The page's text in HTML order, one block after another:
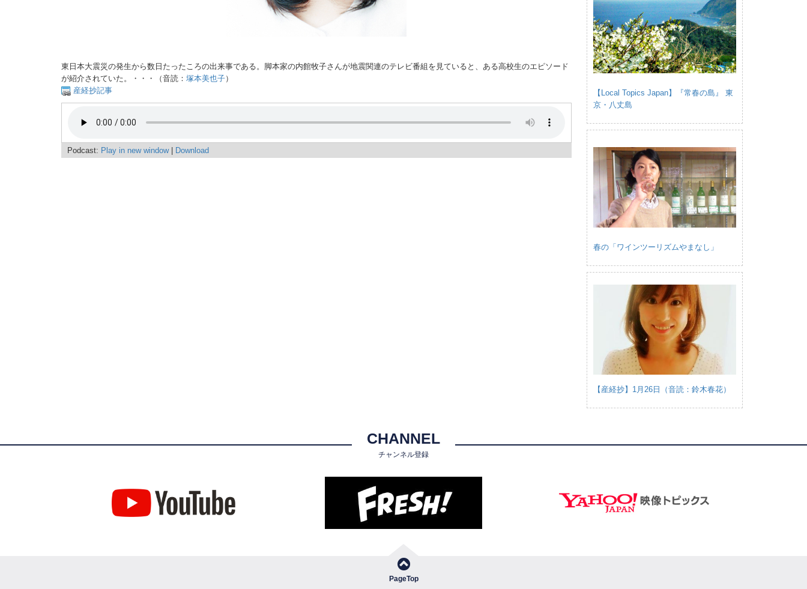
東日本大震災の発生から数日たったころの出来事である。脚本家の内館牧子さんが地震関連のテレビ番組を見ていると、ある高校生のエピソード
が紹介されていた。・・・（音読： 塚本美也子）
産経抄記事
Podcast: Play in new window| Download
【Local Topics Japan】『常春の島』 東
京・八丈島
春の「ワインツーリズムやまなし」
【産経抄】1月26日（音読：鈴木春花）
CHANNEL
チャンネル登録
PageTop